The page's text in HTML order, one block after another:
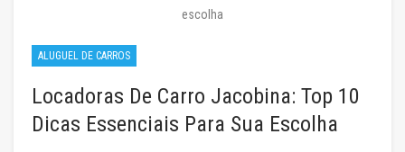
escolha
ALUGUEL DE CARROS
Locadoras De Carro Jacobina: Top 10
Dicas Essenciais Para Sua Escolha